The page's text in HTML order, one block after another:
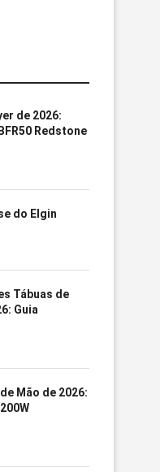
de 2026:
Redstone
do Elgin
Tábuas de
Guia
Mão de 2026: